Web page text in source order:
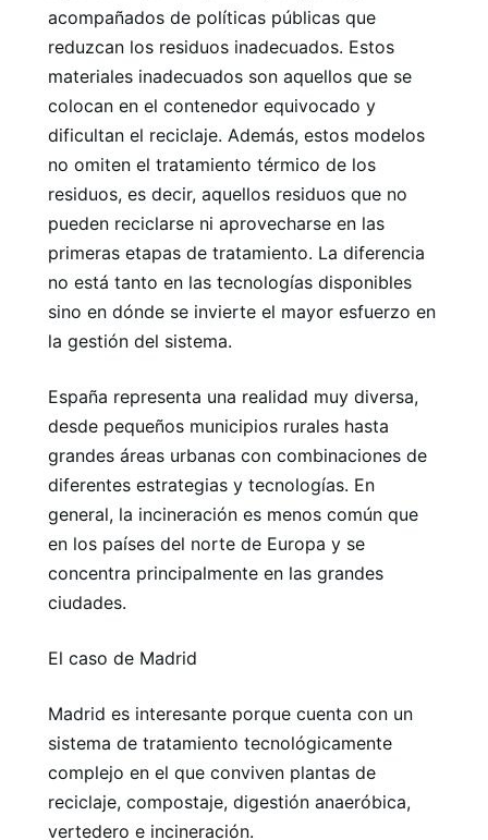
acompañados de políticas públicas que
reduzcan los residuos inadecuados. Estos
materiales inadecuados son aquellos que se
colocan en el contenedor equivocado y
dificultan el reciclaje. Además, estos modelos
no omiten el tratamiento térmico de los
residuos, es decir, aquellos residuos que no
pueden reciclarse ni aprovecharse en las
primeras etapas de tratamiento. La diferencia
no está tanto en las tecnologías disponibles
sino en dónde se invierte el mayor esfuerzo en
la gestión del sistema.
España representa una realidad muy diversa,
desde pequeños municipios rurales hasta
grandes áreas urbanas con combinaciones de
diferentes estrategias y tecnologías. En
general, la incineración es menos común que
en los países del norte de Europa y se
concentra principalmente en las grandes
ciudades.
El caso de Madrid
Madrid es interesante porque cuenta con un
sistema de tratamiento tecnológicamente
complejo en el que conviven plantas de
reciclaje, compostaje, digestión anaeróbica,
vertedero e incineración.